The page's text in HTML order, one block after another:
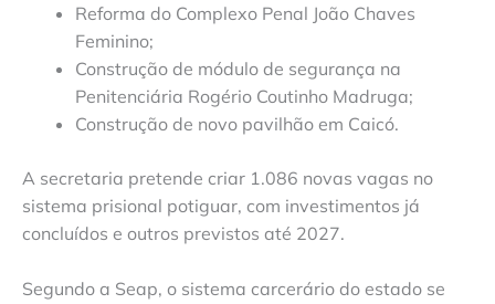
Reforma do Complexo Penal João Chaves
Feminino;
Construção de módulo de segurança na
Penitenciária Rogério Coutinho Madruga;
Construção de novo pavilhão em Caicó.
A secretaria pretende criar 1.086 novas vagas no
sistema prisional potiguar, com investimentos já
concluídos e outros previstos até 2027.
Segundo a Seap, o sistema carcerário do estado se